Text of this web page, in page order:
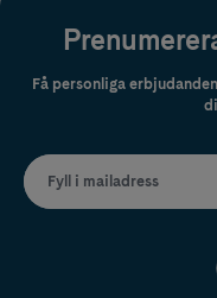
Få personliga
Fyll i mailadress